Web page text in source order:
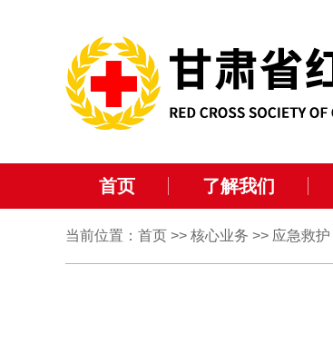
首页 了解我们
当前位置： 首页 >> 核心业务 >> 应急救护